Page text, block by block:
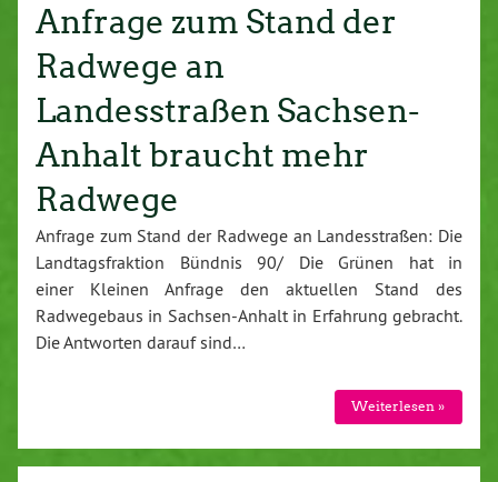
Anfrage zum Stand der
Radwege an
Landesstraßen Sachsen-
Anhalt braucht mehr
Radwege
Anfrage zum Stand der Radwege an Landesstraßen: Die
Landtagsfraktion Bündnis 90/ Die Grünen hat in
einer Kleinen Anfrage den aktuellen Stand des
Radwegebaus in Sachsen-Anhalt in Erfahrung gebracht.
Die Antworten darauf sind…
Weiterlesen »